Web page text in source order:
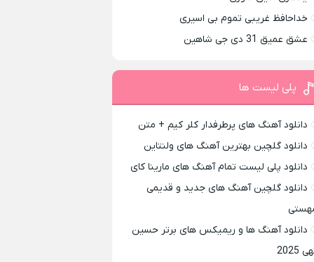
خداحافظ غریبی تموم بی اسیری
عشق عمیق 31 دی جی شاهین
پلی لیست ها
دانلود آهنگ های پرطرفدار کلر کیم + متن
دانلود گلچین بهترین آهنگ های ولنتاین
دانلود پلی لیست تمام آهنگ های مارینا کای
دانلود گلچین آهنگ های جدید و قدیمی
دانلود آهنگ ها و ریمیکس های برتر حسین
2025